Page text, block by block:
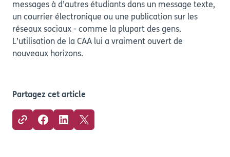
messages à d’autres étudiants dans un message texte,
un courrier électronique ou une publication sur les
réseaux sociaux - comme la plupart des gens.
L’utilisation de la CAA lui a vraiment ouvert de
nouveaux horizons.
Partagez cet article